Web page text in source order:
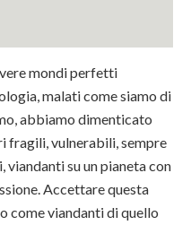
mondi perfetti
malati come siamo di
abbiamo dimenticato
fragili, vulnerabili, sempre
su un pianeta con
Accettare questa
come viandanti di quello